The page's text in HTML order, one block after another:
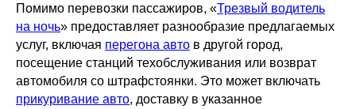
Помимо перевозки пассажиров, «Трезвый водитель
на ночь» предоставляет разнообразие предлагаемых
услуг, включая перегона авто в другой город,
посещение станций техобслуживания или возврат
автомобиля со штрафстоянки. Это может включать
прикуривание авто, доставку в указанное